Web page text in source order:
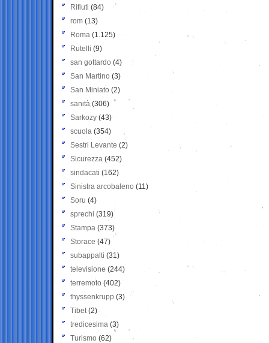
Rifiuti (84)
rom (13)
Roma (1.125)
Rutelli (9)
san gottardo (4)
San Martino (3)
San Miniato (2)
sanità (306)
Sarkozy (43)
scuola (354)
Sestri Levante (2)
Sicurezza (452)
sindacati (162)
Sinistra arcobaleno (11)
Soru (4)
sprechi (319)
Stampa (373)
Storace (47)
subappalti (31)
televisione(244)
terremoto (402)
thyssenkrupp (3)
Tibet(2)
tredicesima (3)
Turismo (62)